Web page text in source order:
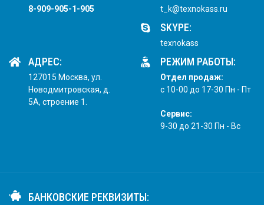
8-909-905-1-905 t_k@texnokass.ru
SKYPE:
texnokass
АДРЕС:
127015 Москва, ул.
Новодмитровская, д.
5А, строение 1.
РЕЖИМ РАБОТЫ:
Отдел продаж:
с 10-00 до 17-30 Пн - Пт
Сервис:
9-30 до 21-30 Пн - Вс
БАНКОВСКИЕ РЕКВИЗИТЫ: